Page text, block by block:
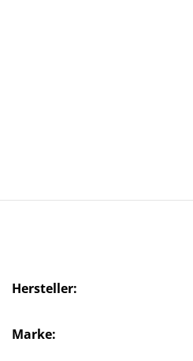
Hersteller
Marke